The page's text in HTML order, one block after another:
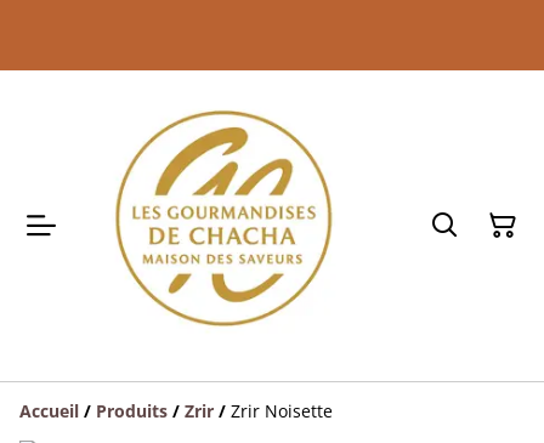
Accueil / Produits / Zrir / Zrir Noisette